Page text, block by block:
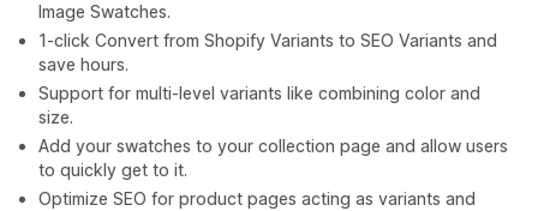
Image Swatches.
1-click Convert from Shopify Variants to SEO Variants and
save hours.
Support for multi-level variants like combining color and
size.
Add your swatches to your collection page and allow users
to quickly get to it.
Optimize SEO for product pages acting as variants and